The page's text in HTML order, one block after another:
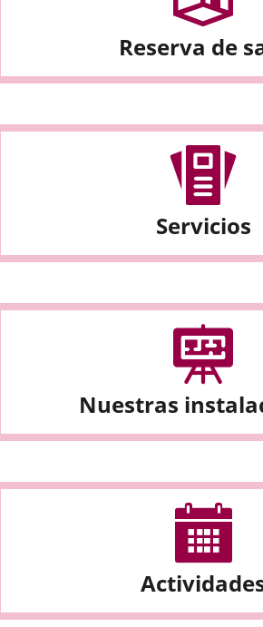
Reserva de
Servicios
Nuestras